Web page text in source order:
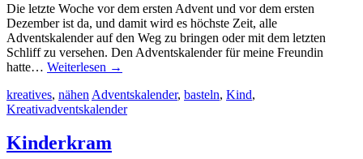
Die letzte Woche vor dem ersten Advent und vor dem ersten
Dezember ist da, und damit wird es höchste Zeit, alle
Adventskalender auf den Weg zu bringen oder mit dem letzten
Schliff zu versehen. Den Adventskalender für meine Freundin
hatte… Weiterlesen →
kreatives, nähen Adventskalender, basteln, Kind,
Kreativadventskalender
Kinderkram